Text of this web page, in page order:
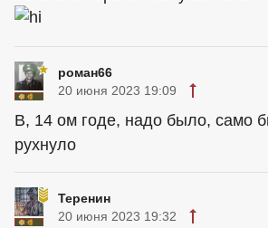
роман66
20 июня 2023 19:09
В, 14 ом годе, надо было, само
рухнуло
Теренин
20 июня 2023 19:32